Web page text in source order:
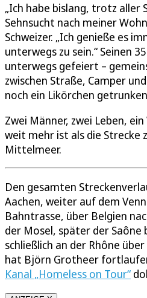
„Ich habe bislang, trotz aller
Sehnsucht nach meiner
Schweizer. „Ich genieße es
unterwegs zu sein.“ Seinen
unterwegs gefeiert –
zwischen Straße, Camper
noch ein Likörchen
Zwei Männer, zwei Leben,
weit mehr ist als die Strecke
Mittelmeer.
Den gesamten
Aachen, weiter auf dem
Bahntrasse, über Belgien
der Mosel, später der Saône
schließlich an der Rhône
hat Björn Grotheer
Kanal „Homeless on Tour“